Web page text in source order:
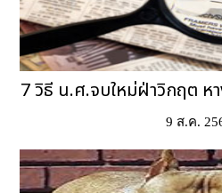
7 วิธี น.ศ.จบใหม่ฝ่าวิกฤต หา
9 ส.ค.